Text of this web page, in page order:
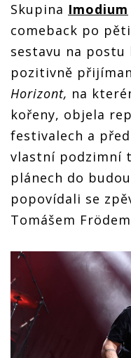
Skupina Imodium
comeback po
sestavu na postu
pozitivně
Horizont, na
kořeny, objela
festivalech a
vlastní podzimní
plánech do
popovídali se
Tomášem